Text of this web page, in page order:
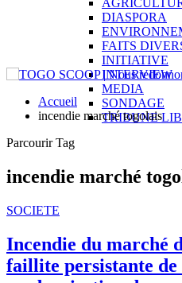
DIASPORA
FAITS
INITIATIVE
INTERVIEW
MEDIA
SONDAGE
TRIBUNE
Accueil
incendie marché togolais
Parcourir Tag
incendie marché
SOCIETE
Incendie du marché
faillite persistante